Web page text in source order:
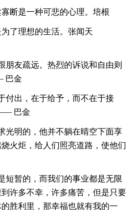
断是一种可悲的心理。培根
了理想的生活。张闻天
朋友疏远。热烈的诉说和自由则
巴金
付出，在于给予，而不在于接
巴金
光明的，他并不躺在晴空下面享
火炬，给人们照亮道路，使他们
短暂的，而我们的事业都是无限
许多不幸，许多痛苦，但是只要
胜利里，那幸福也就有我的一